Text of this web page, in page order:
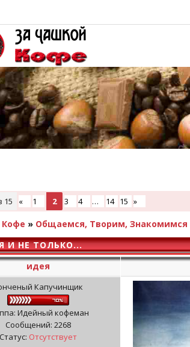
15 « 1 2 3 4 … 14 15 »
» Общаемся, Творим, Знакомимся
И НЕ ТОЛЬКО...
идея
Капучинщик
Идейный кофеман
Сообщений: 2268
Статус: Отсутствует